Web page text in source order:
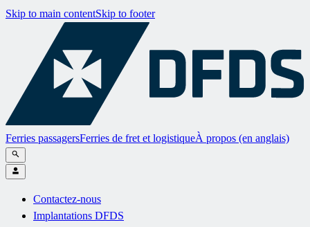
Skip to main contentSkip to footer
Ferries passagersFerries de fret et logistiqueÀ propos (en anglais)
Contactez-nous
Implantations DFDS